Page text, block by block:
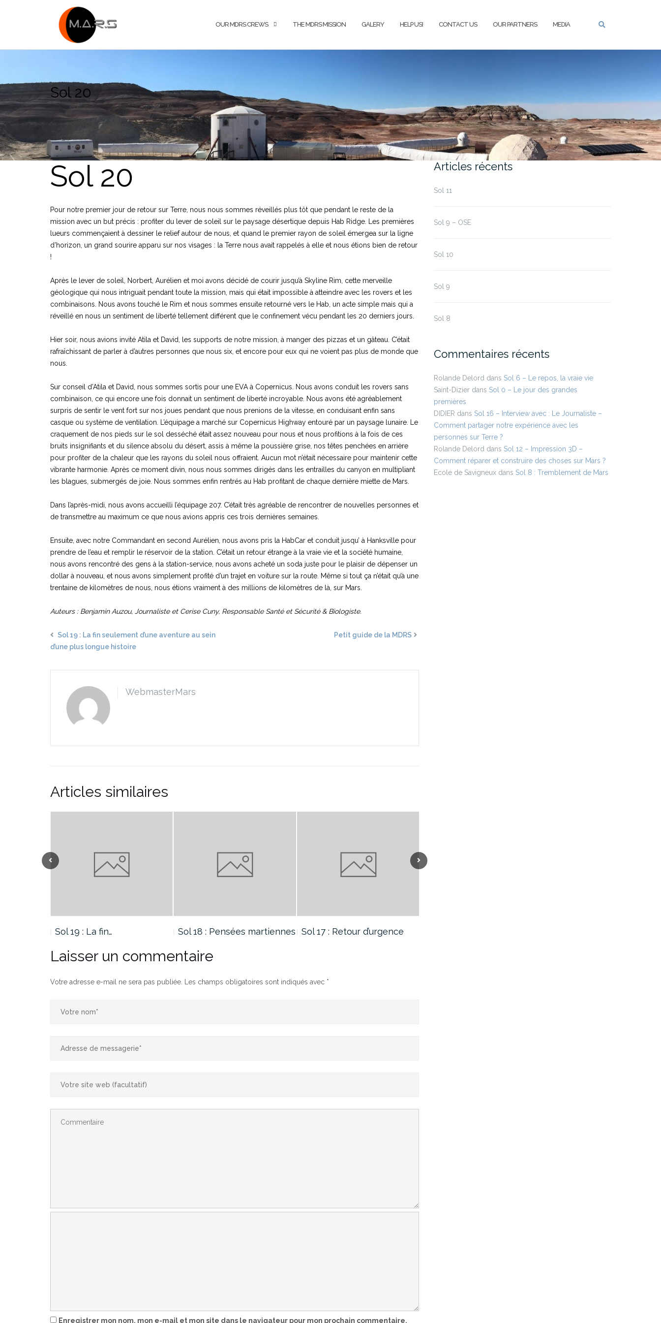
OUR MDRS CREWS THE MDRS MISSION GALERY HELP US! CONTACT US OUR PARTNERS MEDIA
Sol 20
Sol 20
Pour notre premier jour de retour sur Terre, nous nous sommes réveillés plus tôt que pendant le reste de la
mission avec un but précis : profiter du lever de soleil sur le paysage désertique depuis Hab Ridge. Les premières
lueurs commençaient à dessiner le relief autour de nous, et quand le premier rayon de soleil émergea sur la ligne
d’horizon, un grand sourire apparu sur nos visages : la Terre nous avait rappelés à elle et nous étions bien de retour
!
Après le lever de soleil, Norbert, Aurélien et moi avons décidé de courir jusqu’à Skyline Rim, cette merveille
géologique qui nous intriguait pendant toute la mission, mais qui était impossible à atteindre avec les rovers et les
combinaisons. Nous avons touché le Rim et nous sommes ensuite retourné vers le Hab, un acte simple mais qui a
réveillé en nous un sentiment de liberté tellement différent que le confinement vécu pendant les 20 derniers jours.
Hier soir, nous avions invité Atila et David, les supports de notre mission, à manger des pizzas et un gâteau. C’était
rafraîchissant de parler à d’autres personnes que nous six, et encore pour eux qui ne voient pas plus de monde que
nous.
Sur conseil d’Atila et David, nous sommes sortis pour une EVA à Copernicus. Nous avons conduit les rovers sans
combinaison, ce qui encore une fois donnait un sentiment de liberté incroyable. Nous avons été agréablement
surpris de sentir le vent fort sur nos joues pendant que nous prenions de la vitesse, en conduisant enfin sans
casque ou système de ventilation. L’équipage a marché sur Copernicus Highway entouré par un paysage lunaire. Le
craquement de nos pieds sur le sol desséché était assez nouveau pour nous et nous profitions à la fois de ces
bruits insignifiants et du silence absolu du désert, assis à même la poussière grise, nos têtes penchées en arrière
pour profiter de la chaleur que les rayons du soleil nous offraient. Aucun mot n’était nécessaire pour maintenir cette
vibrante harmonie. Après ce moment divin, nous nous sommes dirigés dans les entrailles du canyon en multipliant
les blagues, submergés de joie. Nous sommes enfin rentrés au Hab profitant de chaque dernière miette de Mars.
Dans l’après-midi, nous avons accueilli l’équipage 207. C’était très agréable de rencontrer de nouvelles personnes et
de transmettre au maximum ce que nous avions appris ces trois dernières semaines.
Ensuite, avec notre Commandant en second Aurélien, nous avons pris la HabCar et conduit jusqu’ à Hanksville pour
prendre de l’eau et remplir le réservoir de la station. C’était un retour étrange à la vraie vie et la société humaine,
nous avons rencontré des gens à la station-service, nous avons acheté un soda juste pour le plaisir de dépenser un
dollar à nouveau, et nous avons simplement profité d’un trajet en voiture sur la route. Même si tout ça n’était qu’à une
trentaine de kilomètres de nous, nous étions vraiment à des millions de kilomètres de là, sur Mars.
Auteurs : Benjamin Auzou, Journaliste et Cerise Cuny, Responsable Santé et Sécurité & Biologiste.
Sol 19 : La fin seulement d’une aventure au sein
d’une plus longue histoire
Petit guide de la MDRS
WebmasterMars
Articles similaires
Sol 19 : La fin… Sol 18 : Pensées martiennes Sol 17 : Retour d’urgence
Laisser un commentaire
Votre adresse e-mail ne sera pas publiée. Les champs obligatoires sont indiqués avec *
Enregistrer mon nom, mon e-mail et mon site dans le navigateur pour mon prochain commentaire.
Articles récents
Sol 11
Sol 9 – OSE
Sol 10
Sol 9
Sol 8
Commentaires récents
Rolande Delord dans Sol 6 – Le repos, la vraie vie
Saint-Dizier dans Sol 0 – Le jour des grandes
premières
DIDIER dans Sol 16 – Interview avec : Le Journaliste –
Comment partager notre expérience avec les
personnes sur Terre ?
Rolande Delord dans Sol 12 – Impression 3D –
Comment réparer et construire des choses sur Mars ?
Ecole de Savigneux dans Sol 8 : Tremblement de Mars